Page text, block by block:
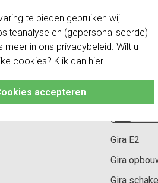
te bieden gebruiken wij
en (gepersonaliseerde)
meer in ons privacybeleid. Wilt u
cookies? Klik dan hier.
accepteren
Gira E1
Gira E2
Gira
Gira
te